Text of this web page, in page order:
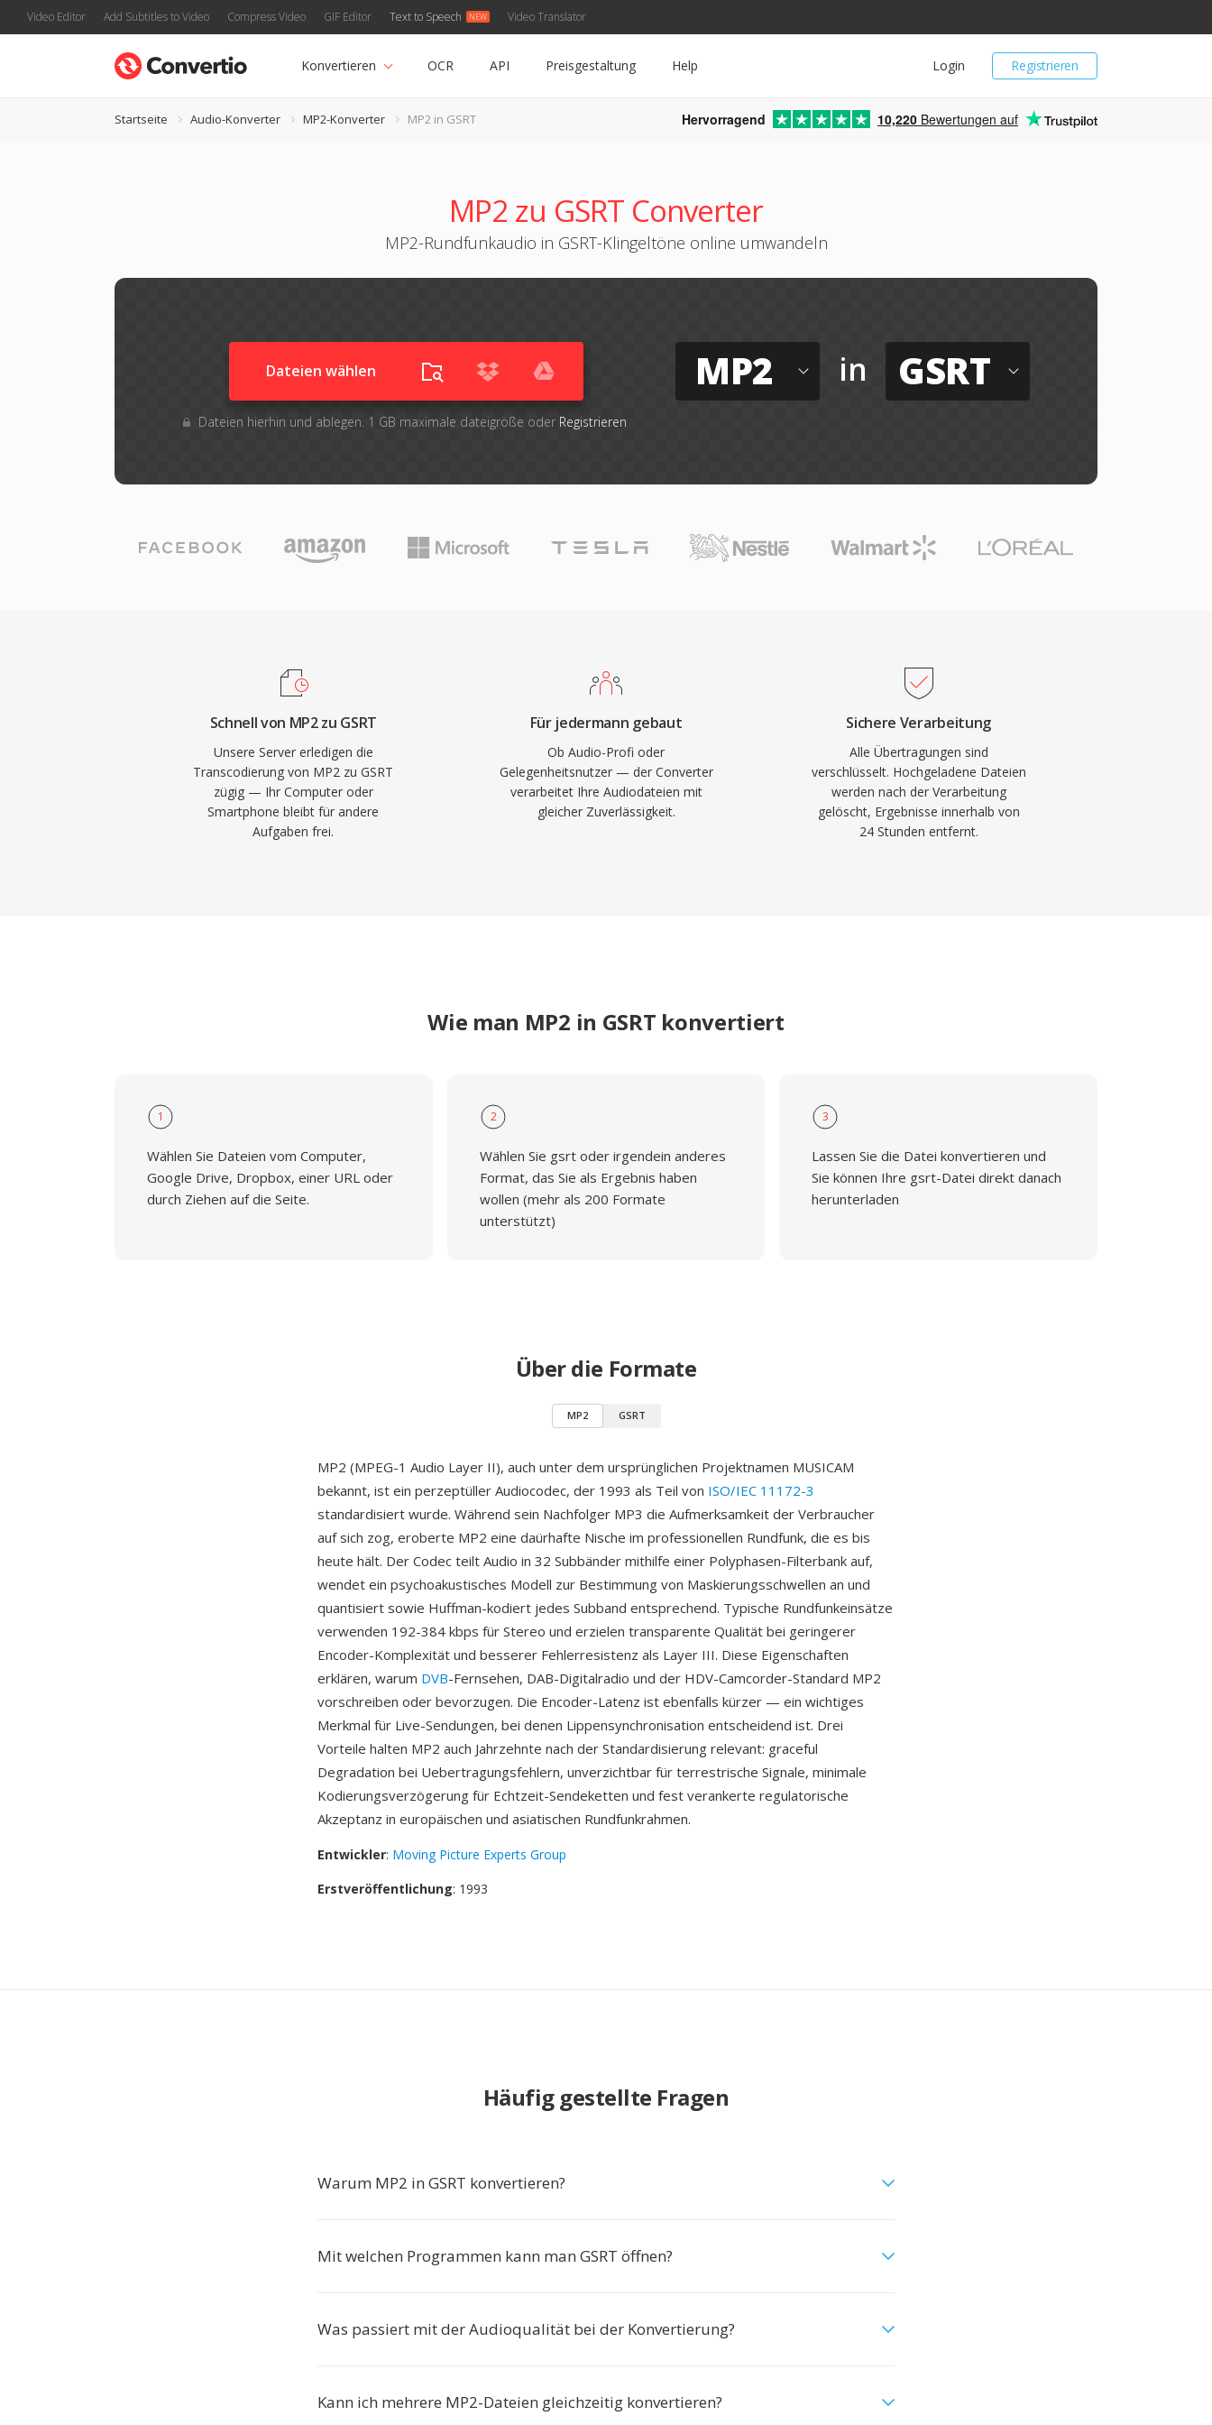
Video Editor Add Subtitles to Video Compress Video GIF Editor Text to Speech Video Translator
Registrieren
Login
Konvertieren OCR API Preisgestaltung Help
Startseite Audio-Konverter MP2-Konverter MP2 in GSRT Hervorragend 10,220 Bewertungen auf
MP2 zu GSRT Converter
MP2-Rundfunkaudio in GSRT-Klingeltöne online umwandeln
Dateien wählen
Dateien hierhin und ablegen. 1 GB maximale dateigröße oder Registrieren
MP2 in GSRT
Schnell von MP2 zu GSRT
Unsere Server erledigen die
Transcodierung von MP2 zu GSRT
zügig — Ihr Computer oder
Smartphone bleibt für andere
Aufgaben frei.
Für jedermann gebaut
Ob Audio-Profi oder
Gelegenheitsnutzer — der Converter
verarbeitet Ihre Audiodateien mit
gleicher Zuverlässigkeit.
Sichere Verarbeitung
Alle Übertragungen sind
verschlüsselt. Hochgeladene Dateien
werden nach der Verarbeitung
gelöscht, Ergebnisse innerhalb von
24 Stunden entfernt.
Wie man MP2 in GSRT konvertiert
1
Wählen Sie Dateien vom Computer,
Google Drive, Dropbox, einer URL oder
durch Ziehen auf die Seite.
2
Wählen Sie gsrt oder irgendein anderes
Format, das Sie als Ergebnis haben
wollen (mehr als 200 Formate
unterstützt)
3
Lassen Sie die Datei konvertieren und
Sie können Ihre gsrt-Datei direkt danach
herunterladen
Über die Formate
MP2 GSRT
MP2 (MPEG-1 Audio Layer II), auch unter dem ursprünglichen Projektnamen MUSICAM
bekannt, ist ein perzeptüller Audiocodec, der 1993 als Teil von ISO/IEC 11172-3
standardisiert wurde. Während sein Nachfolger MP3 die Aufmerksamkeit der Verbraucher
auf sich zog, eroberte MP2 eine daürhafte Nische im professionellen Rundfunk, die es bis
heute hält. Der Codec teilt Audio in 32 Subbänder mithilfe einer Polyphasen-Filterbank auf,
wendet ein psychoakustisches Modell zur Bestimmung von Maskierungsschwellen an und
quantisiert sowie Huffman-kodiert jedes Subband entsprechend. Typische Rundfunkeinsätze
verwenden 192-384 kbps für Stereo und erzielen transparente Qualität bei geringerer
Encoder-Komplexität und besserer Fehlerresistenz als Layer III. Diese Eigenschaften
erklären, warum DVB-Fernsehen, DAB-Digitalradio und der HDV-Camcorder-Standard MP2
vorschreiben oder bevorzugen. Die Encoder-Latenz ist ebenfalls kürzer — ein wichtiges
Merkmal für Live-Sendungen, bei denen Lippensynchronisation entscheidend ist. Drei
Vorteile halten MP2 auch Jahrzehnte nach der Standardisierung relevant: graceful
Degradation bei Uebertragungsfehlern, unverzichtbar für terrestrische Signale, minimale
Kodierungsverzögerung für Echtzeit-Sendeketten und fest verankerte regulatorische
Akzeptanz in europäischen und asiatischen Rundfunkrahmen.
Entwickler: Moving Picture Experts Group
Erstveröffentlichung: 1993
Häufig gestellte Fragen
Warum MP2 in GSRT konvertieren?
Mit welchen Programmen kann man GSRT öffnen?
Was passiert mit der Audioqualität bei der Konvertierung?
Kann ich mehrere MP2-Dateien gleichzeitig konvertieren?